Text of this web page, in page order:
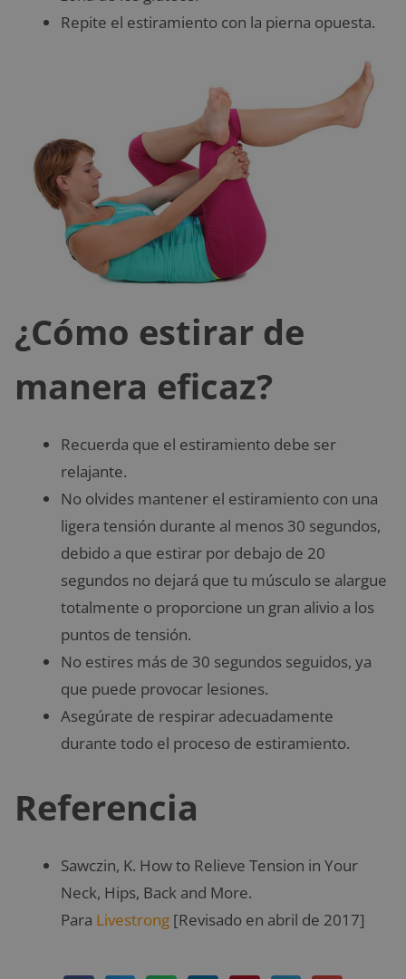
Repite el estiramiento con la pierna opuesta.
¿Cómo estirar de
manera eficaz?
Recuerda que el estiramiento debe ser
relajante.
No olvides mantener el estiramiento con una
ligera tensión durante al menos 30 segundos,
debido a que estirar por debajo de 20
segundos no dejará que tu músculo se alargue
totalmente o proporcione un gran alivio a los
puntos de tensión.
No estires más de 30 segundos seguidos, ya
que puede provocar lesiones.
Asegúrate de respirar adecuadamente
durante todo el proceso de estiramiento.
Referencia
Sawczin, K. How to Relieve Tension in Your
Neck, Hips, Back and More.
Para Livestrong [Revisado en abril de 2017]